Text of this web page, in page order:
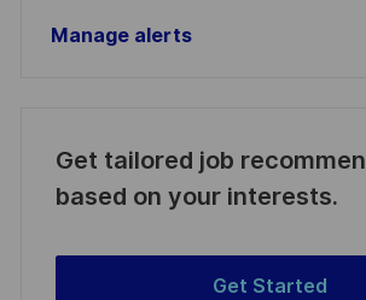
Manage alerts
Get tailored job
based on your interests.
Get Started